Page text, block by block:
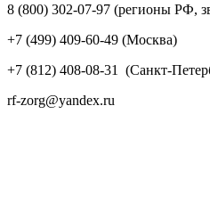
8 (800) 302-07-97 (регионы РФ,
+7 (499) 409-60-49 (Москва)
+7 (812) 408-08-31 (Санкт-
rf-zorg@yandex.ru